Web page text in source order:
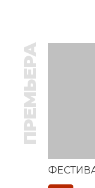
ПРЕМЬЕРА